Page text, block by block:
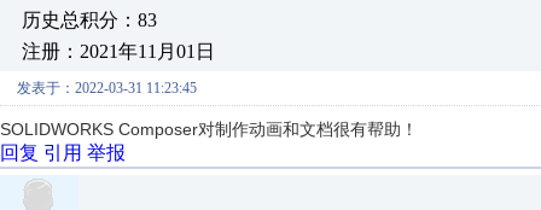
历史总积分：83
注册：2021年11月01日
发表于：2022-03-31 11:23:45
SOLIDWORKS Composer对制作动画和文档很有帮助！
回复 引用 举报